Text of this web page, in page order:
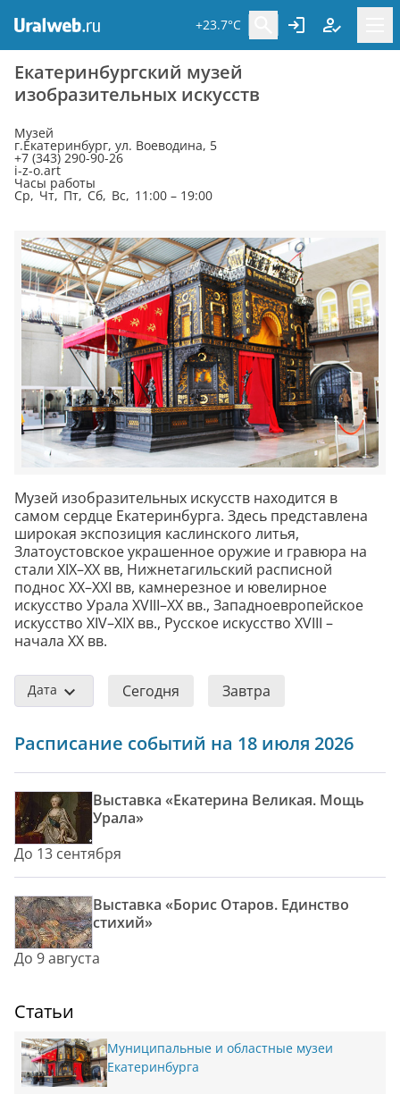
+23.7°C
Екатеринбургский музей
изобразительных искусств
Музей
г.Екатеринбург, ул. Воеводина, 5
+7 (343) 290-90-26
i-z-o.art
Часы работы
Ср, Чт, Пт, Сб, Вс, 11:00 – 19:00
Музей изобразительных искусств находится в
самом сердце Екатеринбурга. Здесь представлена
широкая экспозиция каслинского литья,
Златоустовское украшенное оружие и гравюра на
стали XIX–XX вв, Нижнетагильский расписной
поднос XX–XXI вв, камнерезное и ювелирное
искусство Урала XVIII–XX вв., Западноевропейское
искусство XIV–XIX вв., Русское искусство XVIII –
начала XX вв.
Дата Сегодня Завтра
Расписание событий на 18 июля 2026
Выставка «Екатерина Великая. Мощь
Урала»
До 13 сентября
Выставка «Борис Отаров. Единство
стихий»
До 9 августа
Статьи
Муниципальные и областные музеи
Екатеринбурга